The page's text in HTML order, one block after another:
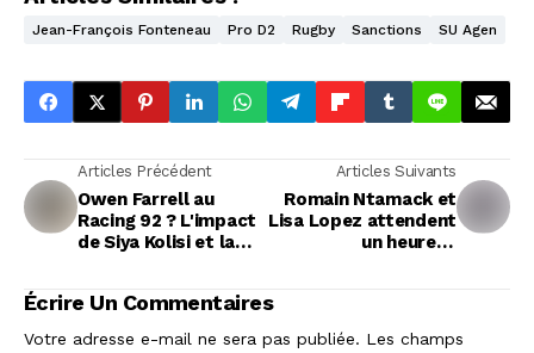
Jean-François Fonteneau Pro D2 Rugby Sanctions SU Agen
Articles Précédent
Owen Farrell au
Racing 92 ? L'impact
de Siya Kolisi et la
Articles Suivants
Romain Ntamack et
Lisa Lopez attendent
un heureux
Écrire Un Commentaires
Votre adresse e-mail ne sera pas publiée. Les champs